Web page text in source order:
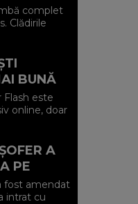
complet
Clădirile
BUNĂ
20%
PE 24
este
online, doar
A
PE
A FOST
fost amendat
intrat cu